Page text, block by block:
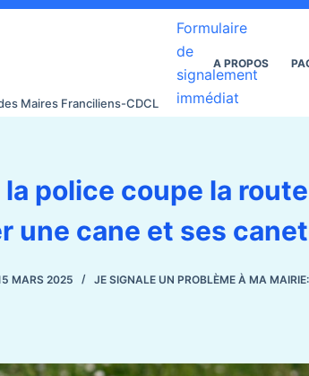
Maires Franciliens-CDCL
Formulaire
de
signalement
immédiat
A PROPOS
la police coupe la
une cane et ses
MARS 2025 JE SIGNALE UN PROBLÈME À MA MAIRIE: